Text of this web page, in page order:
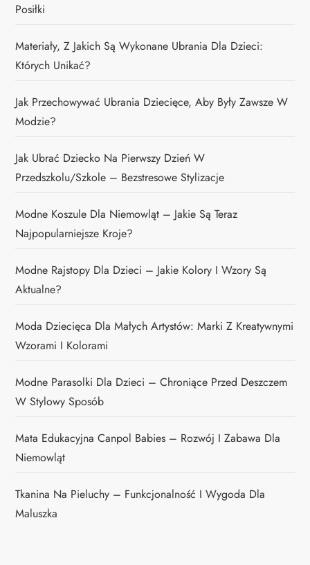
Posiłki
Materiały, Z Jakich Są Wykonane Ubrania Dla Dzieci:
Których Unikać?
Jak Przechowywać Ubrania Dziecięce, Aby Były Zawsze W
Modzie?
Jak Ubrać Dziecko Na Pierwszy Dzień W
Przedszkolu/szkole – Bezstresowe Stylizacje
Modne Koszule Dla Niemowląt – Jakie Są Teraz
Najpopularniejsze Kroje?
Modne Rajstopy Dla Dzieci – Jakie Kolory I Wzory Są
Aktualne?
Moda Dziecięca Dla Małych Artystów: Marki Z Kreatywnymi
Wzorami I Kolorami
Modne Parasolki Dla Dzieci – Chroniące Przed Deszczem
W Stylowy Sposób
Mata Edukacyjna Canpol Babies – Rozwój I Zabawa Dla
Niemowląt
Tkanina Na Pieluchy – Funkcjonalność I Wygoda Dla
Maluszka